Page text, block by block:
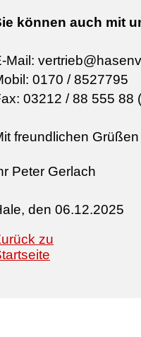
können auch mit
Mail:
0170 / 8527795
03212 / 88 555 88
freundlichen Grüßen
Peter Gerlach
den 06.12.2025
zu